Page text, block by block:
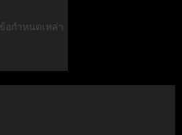
อกำหนดเหล่า